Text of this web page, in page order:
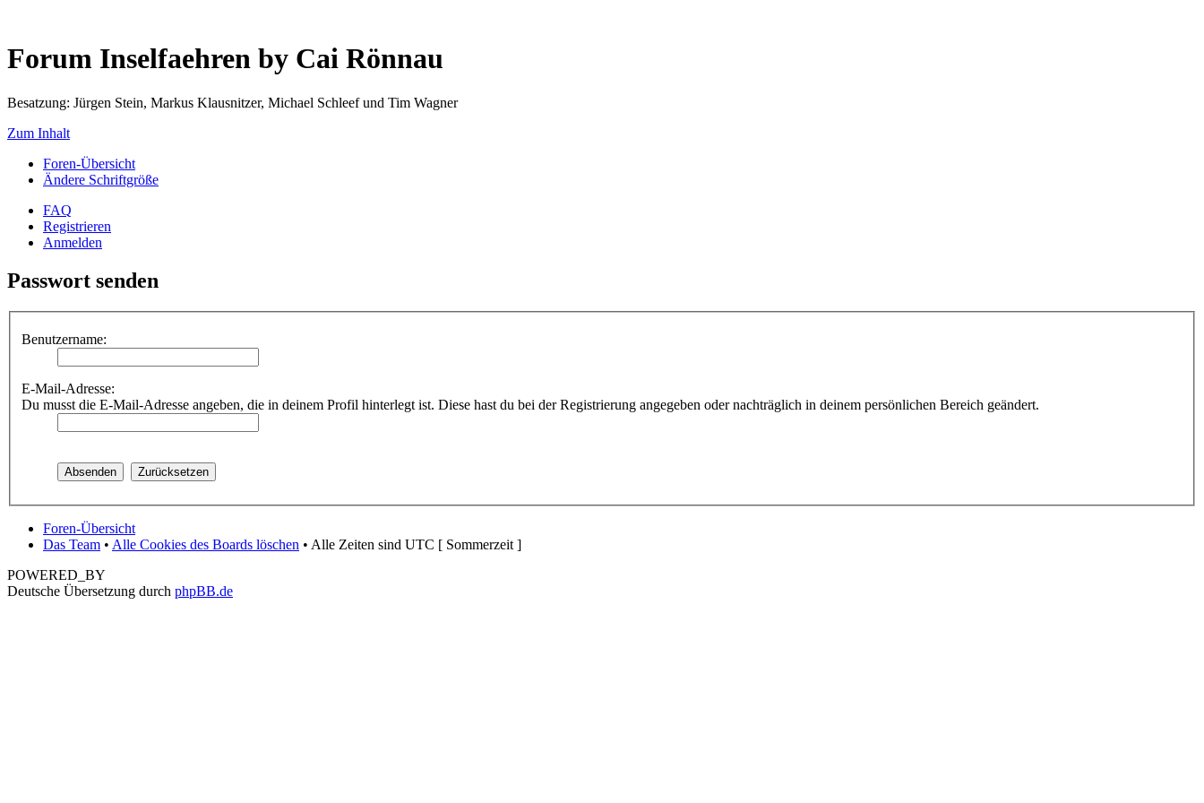
Forum Inselfaehren by Cai Rönnau
Besatzung: Jürgen Stein, Markus Klausnitzer, Michael Schleef und Tim Wagner
Zum Inhalt
Foren-Übersicht
Ändere Schriftgröße
FAQ
Registrieren
Anmelden
Passwort senden
Benutzername:
E-Mail-Adresse:
Du musst die E-Mail-Adresse angeben, die in deinem Profil hinterlegt ist. Diese hast du bei der Registrierung angegeben oder nachträglich in deinem persönlichen Bereich geändert.
Foren-Übersicht
Das Team • Alle Cookies des Boards löschen • Alle Zeiten sind UTC [ Sommerzeit ]
POWERED_BY
Deutsche Übersetzung durch phpBB.de